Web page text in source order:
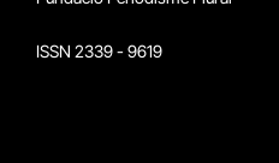
ISSN 2339 - 9619